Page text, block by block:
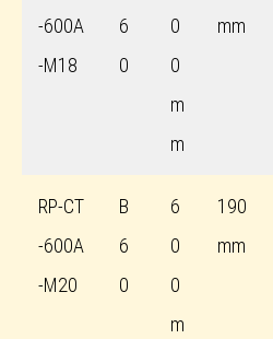
-600A
-M18
6
0
0
0
m
m
mm
RP-CT
-600A
-M20
B
6
0
6
0
0
m
190
mm